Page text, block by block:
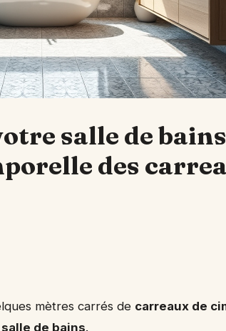
salle de
des
mètres carrés de carreaux de
salle de bains.